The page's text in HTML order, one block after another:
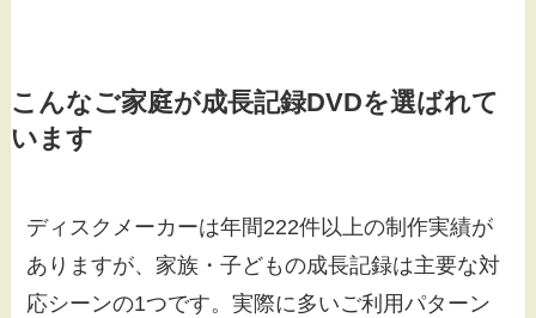
こんなご家庭が成長記録DVDを選ばれて
います
ディスクメーカーは年間222件以上の制作実績が
ありますが、家族・子どもの成長記録は主要な対
応シーンの1つです。実際に多いご利用パターン